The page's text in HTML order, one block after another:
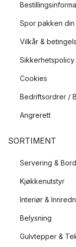
Spor pakken din
Vilkår &
Sikkerhetspolicy
Cookies
Bedriftsordrer /
Angrerett
SORTIMENT
Servering &
Kjøkkenutstyr
Interiør &
Belysning
Gulvtepper &